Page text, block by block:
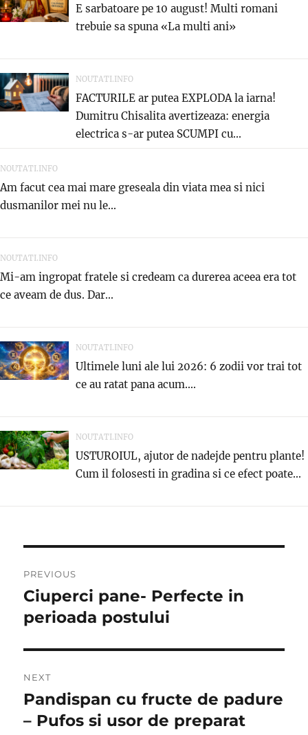
E sarbatoare pe 10 august! Multi romani
trebuie sa spuna «La multi ani»
NOUTATI.INFO
FACTURILE ar putea EXPLODA la iarna!
Dumitru Chisalita avertizeaza: energia
electrica s-ar putea SCUMPI cu...
NOUTATI.INFO
Am facut cea mai mare greseala din viata mea si nici
dusmanilor mei nu le...
NOUTATI.INFO
Mi-am ingropat fratele si credeam ca durerea aceea era tot
ce aveam de dus. Dar...
NOUTATI.INFO
Ultimele luni ale lui 2026: 6 zodii vor trai tot
ce au ratat pana acum....
NOUTATI.INFO
USTUROIUL, ajutor de nadejde pentru plante!
Cum il folosesti in gradina si ce efect poate...
navigation
PREVIOUS
Previous
post:
Ciuperci pane- Perfecte in
perioada postului
NEXT
Next
post:
Pandispan cu fructe de padure
– Pufos si usor de preparat